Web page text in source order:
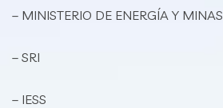
– MINISTERIO DE ENERGÍA Y MINAS
– SRI
– IESS